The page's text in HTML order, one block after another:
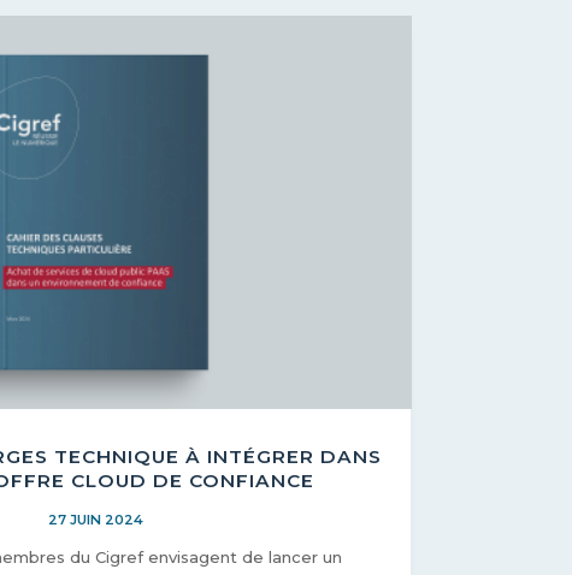
TECHNIQUE À INTÉGRER DANS
CLOUD DE CONFIANCE
27 JUIN 2024
du Cigref envisagent de lancer un